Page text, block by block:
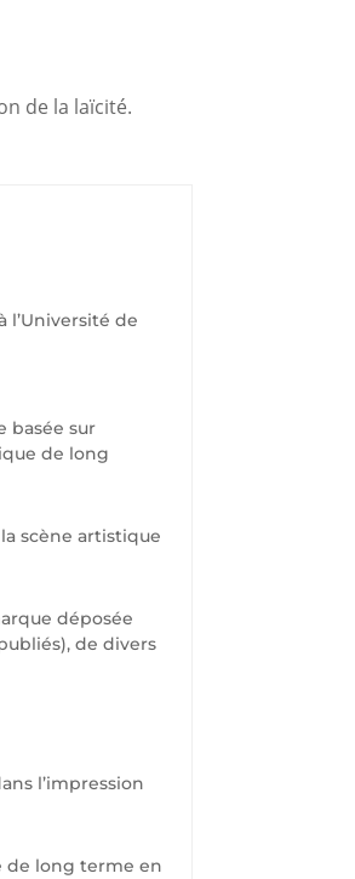
de la laïcité.
l’Université de
basée sur
de long
scène artistique
déposée
de divers
l’impression
de long terme en